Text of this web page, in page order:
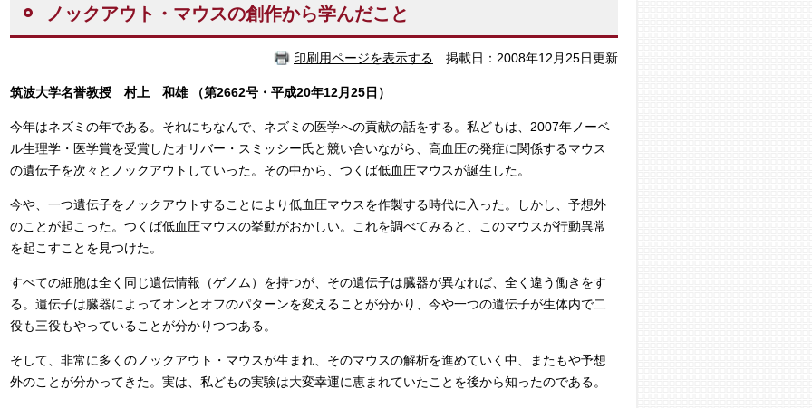
ノックアウト・マウスの創作から学んだこと
印刷用ページを表示する 掲載日：2008年12月25日更新
筑波大学名誉教授 村上 和雄 （第2662号・平成20年12月25日）
今年はネズミの年である。それにちなんで、ネズミの医学への貢献の話をする。私どもは、2007年ノーベ
ル生理学・医学賞を受賞したオリバー・スミッシー氏と競い合いながら、高血圧の発症に関係するマウス
の遺伝子を次々とノックアウトしていった。その中から、つくば低血圧マウスが誕生した。
今や、一つ遺伝子をノックアウトすることにより低血圧マウスを作製する時代に入った。しかし、予想外
のことが起こった。つくば低血圧マウスの挙動がおかしい。これを調べてみると、このマウスが行動異常
を起こすことを見つけた。
すべての細胞は全く同じ遺伝情報（ゲノム）を持つが、その遺伝子は臓器が異なれば、全く違う働きをす
る。遺伝子は臓器によってオンとオフのパターンを変えることが分かり、今や一つの遺伝子が生体内で二
役も三役もやっていることが分かりつつある。
そして、非常に多くのノックアウト・マウスが生まれ、そのマウスの解析を進めていく中、またもや予想
外のことが分かってきた。実は、私どもの実験は大変幸運に恵まれていたことを後から知ったのである。